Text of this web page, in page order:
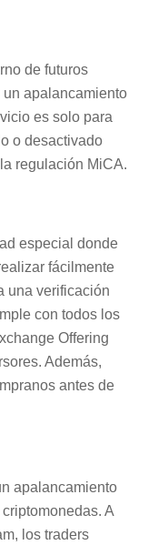
de futuros
un apalancamiento
es solo para
o desactivado
regulación MiCA.
especial donde
fácilmente
una verificación
con todos los
Offering
Además,
antes de
apalancamiento
A
los traders